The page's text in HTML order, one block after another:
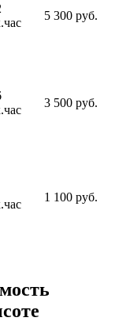
5 300 руб.
3 500 руб.
1 100 руб.